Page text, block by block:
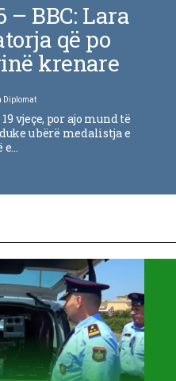
– BBC: Lara
që po
krenare
Diplomat
vjeçe, por ajo mund të
u bërë medalistja e
e…